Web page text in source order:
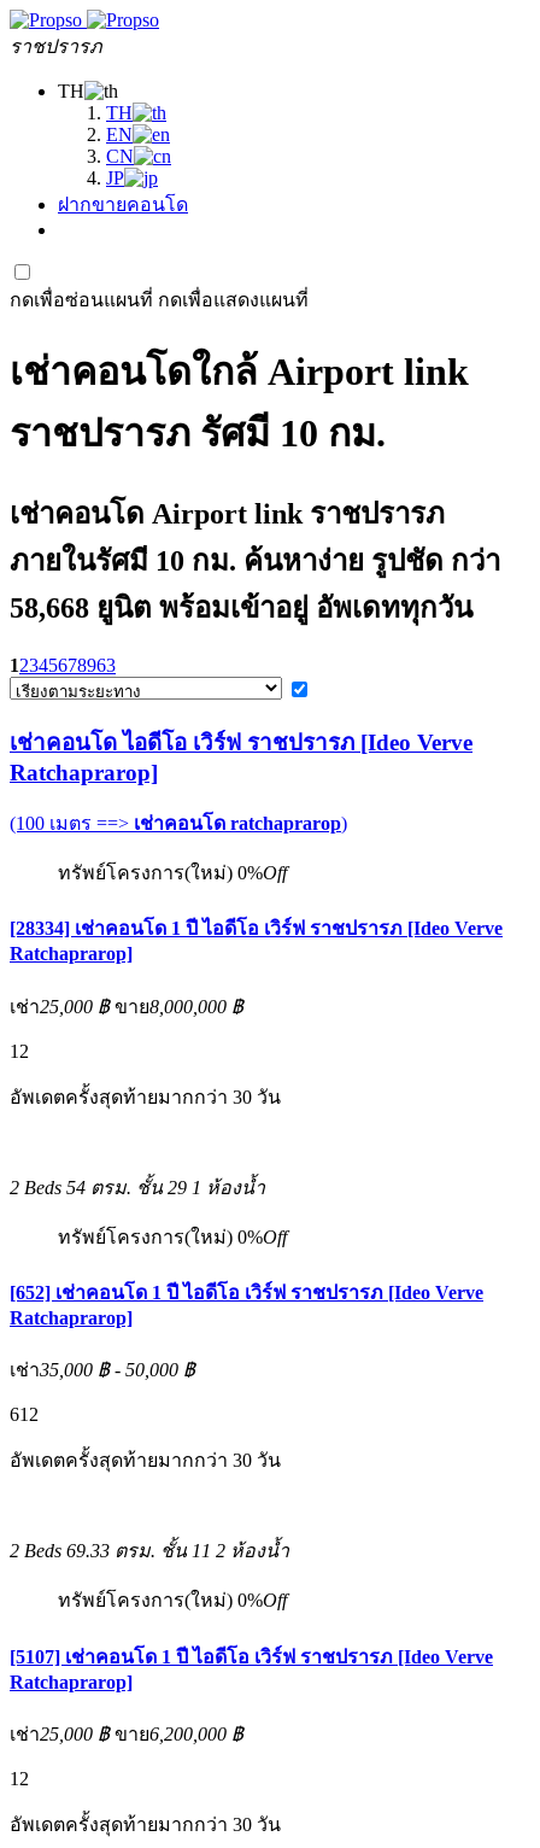
ราชปรารภ
TH
TH
EN
CN
JP
ฝากขายคอนโด
กดเพื่อซ่อนแผนที่ กดเพื่อแสดงแผนที่
เช่าคอนโดใกล้ Airport link
ราชปรารภ รัศมี 10 กม.
เช่าคอนโด Airport link ราชปรารภ
ภายในรัศมี 10 กม. ค้นหาง่าย รูปชัด กว่า
58,668 ยูนิต พร้อมเข้าอยู่ อัพเดททุกวัน
12345678963
เช่าคอนโด ไอดีโอ เวิร์ฟ ราชปรารภ [Ideo Verve
Ratchaprarop]
(100 เมตร ==> เช่าคอนโด ratchaprarop)
ทรัพย์โครงการ(ใหม่) 0%Off
[28334] เช่าคอนโด 1 ปี ไอดีโอ เวิร์ฟ ราชปรารภ [Ideo Verve
Ratchaprarop]
เช่า25,000 ฿ ขาย8,000,000 ฿
12
อัพเดตครั้งสุดท้ายมากกว่า 30 วัน
2 Beds 54 ตรม. ชั้น 29 1 ห้องน้ำ
ทรัพย์โครงการ(ใหม่) 0%Off
[652] เช่าคอนโด 1 ปี ไอดีโอ เวิร์ฟ ราชปรารภ [Ideo Verve
Ratchaprarop]
เช่า35,000 ฿ - 50,000 ฿
612
อัพเดตครั้งสุดท้ายมากกว่า 30 วัน
2 Beds 69.33 ตรม. ชั้น 11 2 ห้องน้ำ
ทรัพย์โครงการ(ใหม่) 0%Off
[5107] เช่าคอนโด 1 ปี ไอดีโอ เวิร์ฟ ราชปรารภ [Ideo Verve
Ratchaprarop]
เช่า25,000 ฿ ขาย6,200,000 ฿
12
อัพเดตครั้งสุดท้ายมากกว่า 30 วัน